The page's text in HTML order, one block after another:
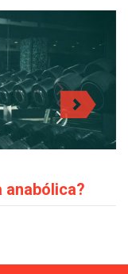
anabólica?